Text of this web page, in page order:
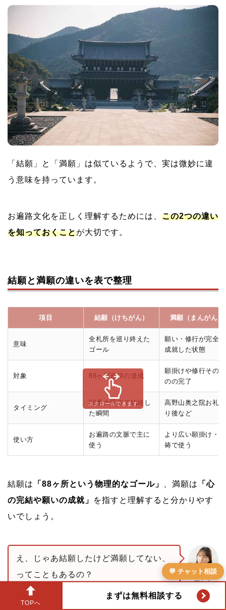
「結願」と「満願」は似ているようで、実は微妙に違
う意味を持っています。
お遍路文化を正しく理解するためには、 この2つの違い
を知っておくことが大切です。
結願と満願の違いを表で整理
項目 結願（けちがん） 満願（まんがん）
意味
全札所を巡り終えた
ゴール
願い・修行が完全に
成就した状態
対象 88ヶ所巡拝の達成
願掛けや修行そのも
のの完了
タイミング
88番大窪寺で納経し
た瞬間
高野山奥之院お礼参
り後など
使い方
お遍路の文脈で主に
使う
より広い願掛け・祈
祷で使う
スクロールできます
結願は 「88ヶ所という物理的なゴール」 、満願は
「心
の完結や願いの成就」
を指すと理解すると分かりやす
いでしょう。
悩む人
え、じゃあ結願したけど満願してない、
ってこともあるの？
TOPへ
まずは無料相談する
💬 チャット相談